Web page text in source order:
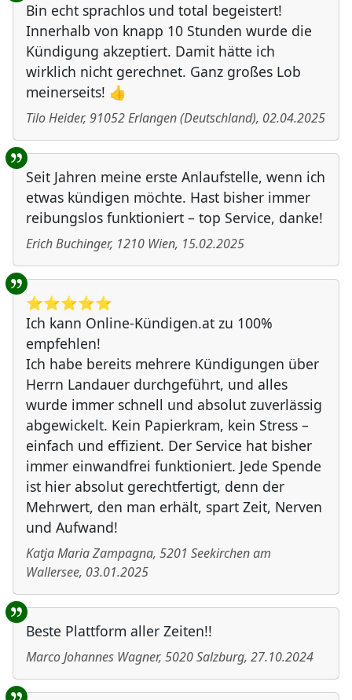
Bin echt sprachlos und total begeistert!
Innerhalb von knapp 10 Stunden wurde die
Kündigung akzeptiert. Damit hätte ich
wirklich nicht gerechnet. Ganz großes Lob
meinerseits! 👍
Tilo Heider, 91052Erlangen(Deutschland), 02.04.2025
Seit Jahren meine erste Anlaufstelle, wenn ich
etwas kündigen möchte. Hast bisher immer
reibungslos funktioniert – top Service, danke!
Erich Buchinger, 1210 Wien, 15.02.2025
⭐️⭐️⭐️⭐️⭐️
Ich kann Online-Kündigen.at zu 100%
empfehlen!
Ich habe bereits mehrere Kündigungen über
Herrn Landauer durchgeführt, und alles
wurde immer schnell und absolut zuverlässig
abgewickelt. Kein Papierkram, kein Stress –
einfach und effizient. Der Service hat bisher
immer einwandfrei funktioniert. Jede Spende
ist hier absolut gerechtfertigt, denn der
Mehrwert, den man erhält, spart Zeit, Nerven
und Aufwand!
Katja Maria Zampagna, 5201 Seekirchen am
Wallersee, 03.01.2025
Beste Plattform aller Zeiten!!
Marco Johannes Wagner, 5020Salzburg, 27.10.2024